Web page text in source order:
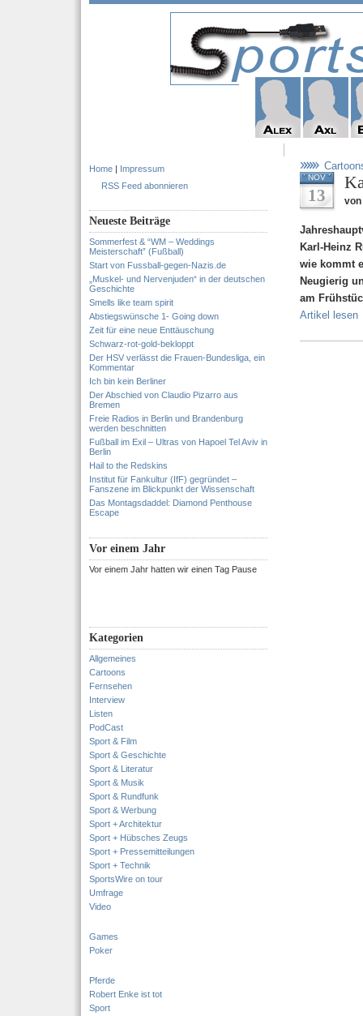
Home | Impressum
RSS Feed abonnieren
Neueste Beiträge
Sommerfest & “WM – Weddings
Meisterschaft” (Fußball)
Start von Fussball-gegen-Nazis.de
„Muskel- und Nervenjuden“ in der deutschen
Geschichte
Smells like team spirit
Abstiegswünsche 1- Going down
Zeit für eine neue Enttäuschung
Schwarz-rot-gold-bekloppt
Der HSV verlässt die Frauen-Bundesliga, ein
Kommentar
Ich bin kein Berliner
Der Abschied von Claudio Pizarro aus
Bremen
Freie Radios in Berlin und Brandenburg
werden beschnitten
Fußball im Exil – Ultras von Hapoel Tel Aviv in
Berlin
Hail to the Redskins
Institut für Fankultur (IfF) gegründet –
Fanszene im Blickpunkt der Wissenschaft
Das Montagsdaddel: Diamond Penthouse
Escape
Vor einem Jahr
Vor einem Jahr hatten wir einen Tag Pause
Kategorien
Allgemeines
Cartoons
Fernsehen
Interview
Listen
PodCast
Sport & Film
Sport & Geschichte
Sport & Literatur
Sport & Musik
Sport & Rundfunk
Sport & Werbung
Sport + Architektur
Sport + Hübsches Zeugs
Sport + Pressemitteilungen
Sport + Technik
SportsWire on tour
Umfrage
Video
Games
Poker
Pferde
Robert Enke ist tot
Sport
NOV
13 von
Karl-Heinz
wie kommt
Neugierig
am
Artikel lesen